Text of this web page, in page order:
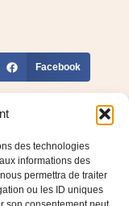
des technologies
informations des
permettra de traiter
ou les ID uniques
Facebook
SUIVANT